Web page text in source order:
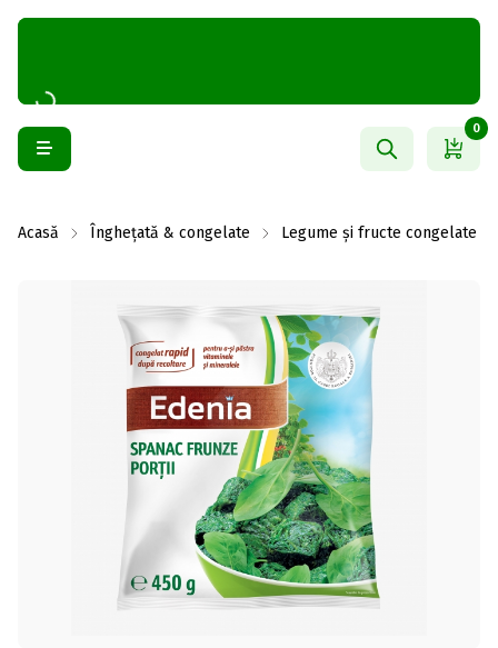
0
Acasă Înghețată & congelate Legume și fructe congelate